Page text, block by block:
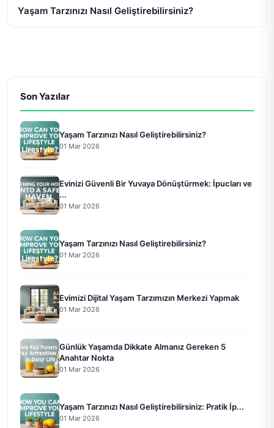
Yaşam Tarzınızı Nasıl Geliştirebilirsiniz?
Son Yazılar
Yaşam Tarzınızı Nasıl Geliştirebilirsiniz?
01 Mar 2026
Evinizi Güvenli Bir Yuvaya Dönüştürmek: İpucları ve
...
01 Mar 2026
Yaşam Tarzınızı Nasıl Geliştirebilirsiniz?
01 Mar 2026
Evimizi Dijital Yaşam Tarzımızın Merkezi Yapmak
01 Mar 2026
Günlük Yaşamda Dikkate Almanız Gereken 5
Anahtar Nokta
01 Mar 2026
Yaşam Tarzınızı Nasıl Geliştirebilirsiniz: Pratik İp...
01 Mar 2026